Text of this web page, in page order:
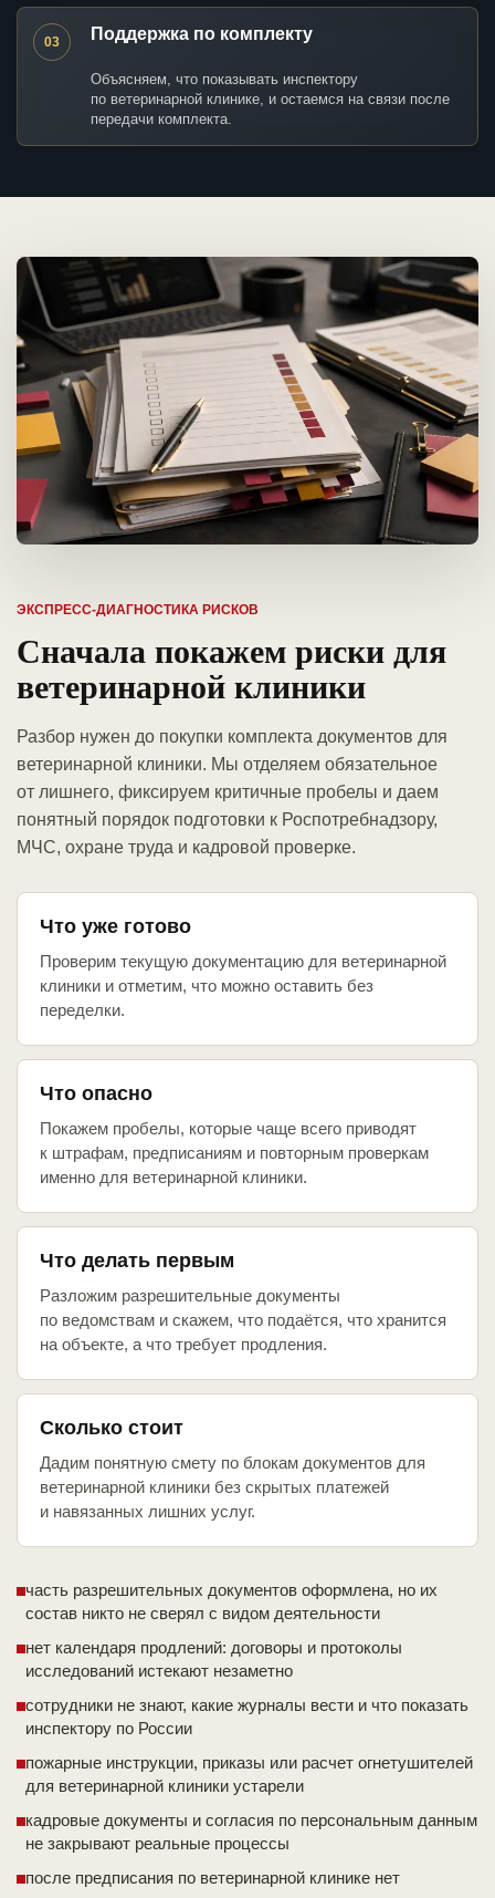
03 Поддержка по комплекту
Объясняем, что показывать инспектору
по ветеринарной клинике, и остаемся на связи после
передачи комплекта.
ЭКСПРЕСС-ДИАГНОСТИКА РИСКОВ
Сначала покажем риски для
ветеринарной клиники
Разбор нужен до покупки комплекта документов для
ветеринарной клиники. Мы отделяем обязательное
от лишнего, фиксируем критичные пробелы и даем
понятный порядок подготовки к Роспотребнадзору,
МЧС, охране труда и кадровой проверке.
Что уже готово
Проверим текущую документацию для ветеринарной
клиники и отметим, что можно оставить без
переделки.
Что опасно
Покажем пробелы, которые чаще всего приводят
к штрафам, предписаниям и повторным проверкам
именно для ветеринарной клиники.
Что делать первым
Разложим разрешительные документы
по ведомствам и скажем, что подаётся, что хранится
на объекте, а что требует продления.
Сколько стоит
Дадим понятную смету по блокам документов для
ветеринарной клиники без скрытых платежей
и навязанных лишних услуг.
часть разрешительных документов оформлена, но их
состав никто не сверял с видом деятельности
нет календаря продлений: договоры и протоколы
исследований истекают незаметно
сотрудники не знают, какие журналы вести и что показать
инспектору по России
пожарные инструкции, приказы или расчет огнетушителей
для ветеринарной клиники устарели
кадровые документы и согласия по персональным данным
не закрывают реальные процессы
после предписания по ветеринарной клинике нет